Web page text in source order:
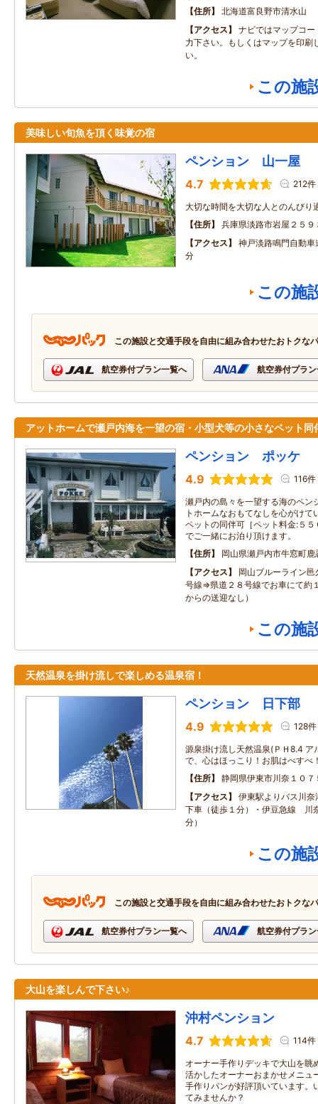
住所
北海道富良野市清水山
アクセス
ナビではマップコ
力下さい。もしくはマップを印刷
い。
この施
美味しい旬魚を頂く味覚の宿
ペンション 山一屋
4.7 212件
大切な時間を大切な人とのんびり
住所
兵庫県淡路市岩屋２５９
アクセス
神戸淡路鳴門自動
分
この施
この施設と交通手段を自由に組み合わせたおトクな
航空券付プラン一覧へ 航空券付プラ
アットホームで瀬戸内海を一望の宿・小型犬等の小さなペット同
ペンション ポッケ
4.9 116件
瀬戸内の島々を一望する海のペン
トホームなおもてなしを心がけ
ペットの同伴可［ペット料金:５
でご一緒にお泊り頂けます。
住所
岡山県瀬戸内市牛窓町
アクセス
岡山ブルーライン
号線⇒県道２８号線でお車にて約
からの送迎なし）
この施
天然温泉を掛け流しで楽しめる温泉宿！
ペンション 日下部
4.9 128件
源泉掛け流し天然温泉(ＰＨ8.4 ア
で、心はほっこり！お肌はべすべ
住所
静岡県伊東市川奈１０７
アクセス
伊東駅よりバス川
下車（徒歩１分）・伊豆急線 川
分）
この施
この施設と交通手段を自由に組み合わせたおトクな
航空券付プラン一覧へ 航空券付プラ
大山を楽しんで下さい♪
沖村ペンション
4.7 114件
オーナー手作りデッキで大山を眺
活かしたオーナーおまかせメニュ
手作りパンが好評頂いています。
てみませんか？